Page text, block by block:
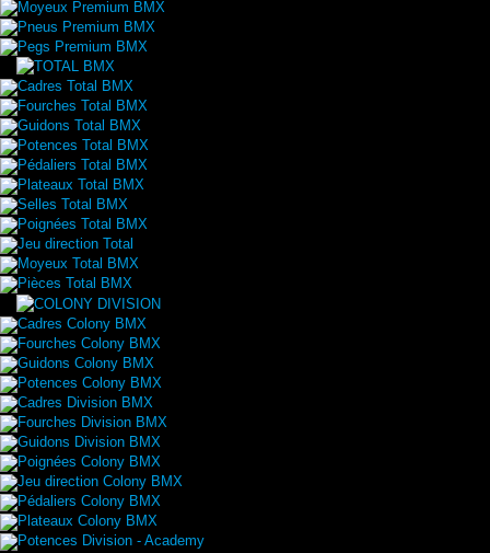
Moyeux Premium BMX
Pneus Premium BMX
Pegs Premium BMX
Cadres Total BMX
Fourches Total BMX
Guidons Total BMX
Potences Total BMX
Pédaliers Total BMX
Plateaux Total BMX
Selles Total BMX
Poignées Total BMX
Jeu direction Total
Moyeux Total BMX
Pièces Total BMX
Cadres Colony BMX
Fourches Colony BMX
Guidons Colony BMX
Potences Colony BMX
Cadres Division BMX
Fourches Division BMX
Guidons Division BMX
Poignées Colony BMX
Jeu direction Colony BMX
Pédaliers Colony BMX
Plateaux Colony BMX
Potences Division - Academy